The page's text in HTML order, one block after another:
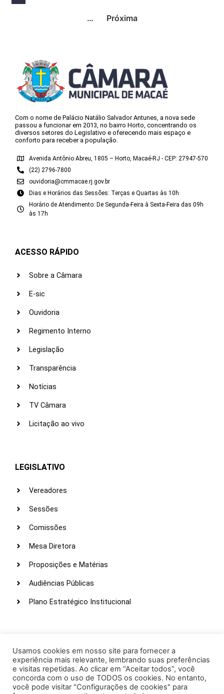
… Próxima
Com o nome de Palácio Natálio Salvador Antunes, a nova sede
passou a funcionar em 2013, no bairro Horto, concentrando os
diversos setores do Legislativo e oferecendo mais espaço e
conforto para receber a população.
Avenida Antônio Abreu, 1805 – Horto, Macaé-RJ - CEP: 27947-570
(22) 2796-7800
ouvidoria@cmmacae.rj.gov.br
Dias e Horários das Sessões: Terças e Quartas às 10h
Horário de Atendimento: De Segunda-Feira à Sexta-Feira das 09h
às 17h
ACESSO RÁPIDO
Sobre a Câmara
E-sic
Ouvidoria
Regimento Interno
Legislação
Transparência
Notícias
TV Câmara
Licitação ao vivo
LEGISLATIVO
Vereadores
Sessões
Comissões
Mesa Diretora
Proposições e Matérias
Audiências Públicas
Plano Estratégico Institucional
Webmail
Intranet
Administração
Usamos cookies em nosso site para fornecer a
experiência mais relevante, lembrando suas preferências
e visitas repetidas. Ao clicar em “Aceitar todos”, você
concorda com o uso de TODOS os cookies. No entanto,
você pode visitar "Configurações de cookies" para